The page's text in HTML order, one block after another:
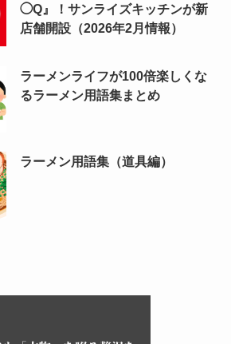
◯Q』！サンライズキッチンが新
店舗開設（2026年2月情報）
ラーメンライフが100倍楽しくな
るラーメン用語集まとめ
ラーメン用語集（道具編）